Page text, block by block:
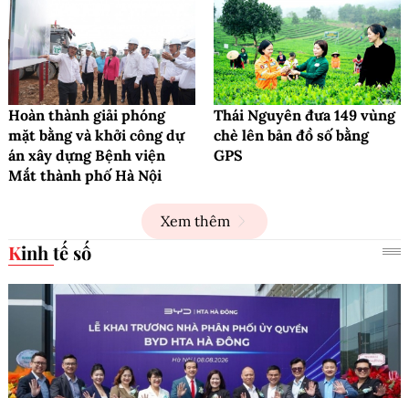
Hoàn thành giải phóng
mặt bằng và khởi công dự
án xây dựng Bệnh viện
Mắt thành phố Hà Nội
Thái Nguyên đưa 149 vùng
chè lên bản đồ số bằng
GPS
Xem thêm
Kinh tế số